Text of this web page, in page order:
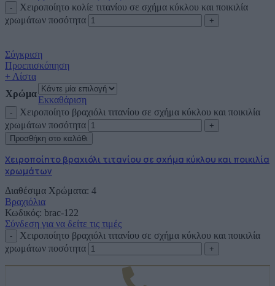
Χειροποίητο κολίε τιτανίου σε σχήμα κύκλου και ποικιλία
χρωμάτων ποσότητα
Σύγκριση
Προεπισκόπηση
+ Λίστα
Χρώμα
Εκκαθάριση
Χειροποίητο βραχιόλι τιτανίου σε σχήμα κύκλου και ποικιλία
χρωμάτων ποσότητα
Προσθήκη στο καλάθι
Χειροποίητο βραχιόλι τιτανίου σε σχήμα κύκλου και ποικιλία
χρωμάτων
Διαθέσιμα Χρώματα: 4
Βραχιόλια
Κωδικός: brac-122
Σύνδεση για να δείτε τις τιμές
Χειροποίητο βραχιόλι τιτανίου σε σχήμα κύκλου και ποικιλία
χρωμάτων ποσότητα